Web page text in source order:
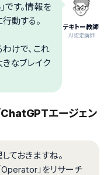
テキトー教師
.AI認定講師
です。情報を
動する。
わけで、これ
なブレイク
エージェン
ておきますね。
」をリサーチ